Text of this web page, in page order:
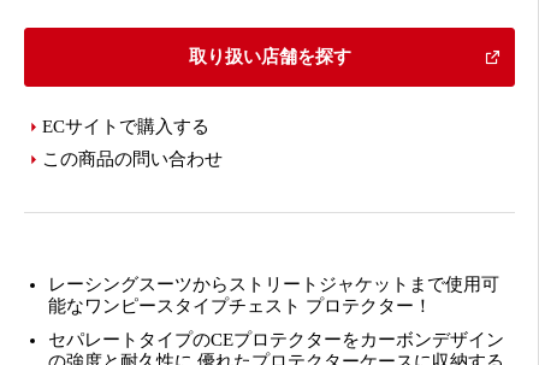
取り扱い店舗を探す
ECサイトで購入する
この商品の問い合わせ
レーシングスーツからストリートジャケットまで使用可
能なワンピースタイプチェスト プロテクター！
セパレートタイプのCEプロテクターをカーボンデザイン